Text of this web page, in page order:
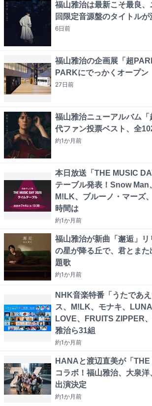
福山雅治は最新こそ最良、
回限定音源盤のタイトルが
6日前
福山雅治の企画展「超
PARKにでっかくオープン
27日前
福山雅治ニューアルバム
代ファン投票ベスト、全
約1か月前
本日放送「THE MUSIC
テーブル発表！Snow Man
M!LK、ブルーノ・マーズ
時間は
約1か月前
福山雅治が新曲「邂逅」
の星が降る丘で、君とま
題歌
約1か月前
NHK音楽特番「うたであ
ス、M!LK、モナキ、
LOVE、FRUITS ZIPPER
雅治ら31組
約1か月前
HANAと渡辺直美が「
コラボ！福山雅治、大泉
出演決定
約1か月前